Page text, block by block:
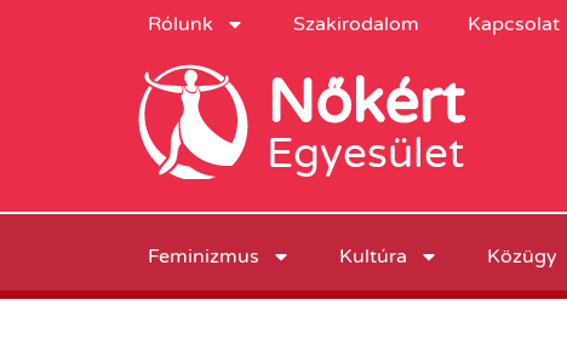
Rólunk Szakirodalom Kapcsolat
Nőkért
Egyesület
Feminizmus Kultúra Közügy